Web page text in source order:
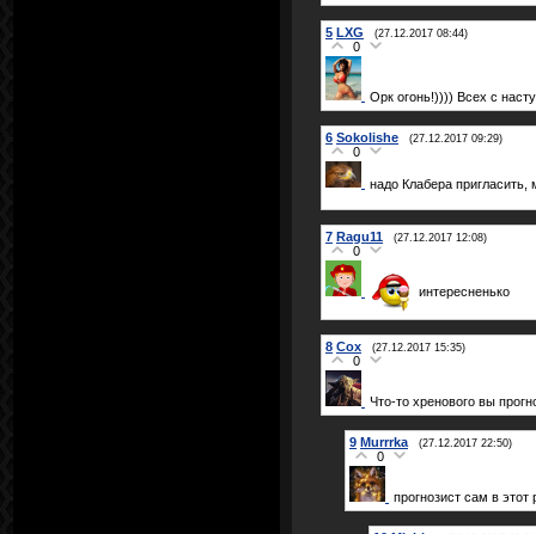
5 LXG (27.12.2017 08:44)
0
Орк огонь!)))) Всех с
6 Sokolishe (27.12.2017 09:29)
0
надо Клабера
7 Ragu11 (27.12.2017 12:08)
0
интересненько
8 Cox (27.12.2017 15:35)
0
Что-то хренового вы
9 Murrrka (27.12.2017 22:50)
0
прогнозист сам в этот